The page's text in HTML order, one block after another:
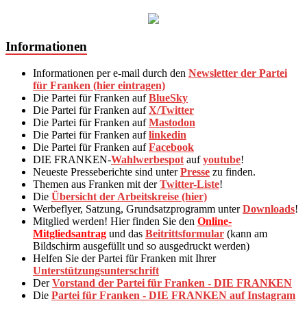
Informationen
Informationen per e-mail durch den Newsletter der Partei
für Franken (hier eintragen)
Die Partei für Franken aufBlueSky
Die Partei für Franken aufX/Twitter
Die Partei für Franken aufMastodon
Die Partei für Franken auflinkedin
Die Partei für Franken aufFacebook
DIE FRANKEN-Wahlwerbespot aufyoutube!
Neueste Presseberichte sind unterPresse zu finden.
Themen aus Franken mit derTwitter-Liste!
Die Übersicht der Arbeitskreise (hier)
Werbeflyer, Satzung, Grundsatzprogramm unterDownloads!
Mitglied werden! Hier finden Sie den Online-
Mitgliedsantrag und das Beitrittsformular (kann am
Bildschirm ausgefüllt und so ausgedruckt werden)
Helfen Sie der Partei für Franken mit Ihrer
Unterstützungsunterschrift
DerVorstand der Partei für Franken - DIE FRANKEN
Die Partei für Franken - DIE FRANKEN auf Instagram